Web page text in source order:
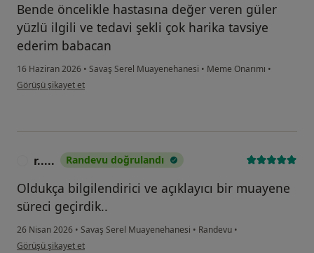
Bende öncelikle hastasına değer veren güler
yüzlü ilgili ve tedavi şekli çok harika tavsiye
ederim babacan
16 Haziran 2026 • Savaş Serel Muayenehanesi • Meme Onarımı •
kullanıcının görüşüne göre ay...r
Görüşü şikayet et
r..... Randevu doğrulandı
Oldukça bilgilendirici ve açıklayıcı bir muayene
süreci geçirdik..
26 Nisan 2026 • Savaş Serel Muayenehanesi • Randevu •
kullanıcının görüşüne göre r.....
Görüşü şikayet et